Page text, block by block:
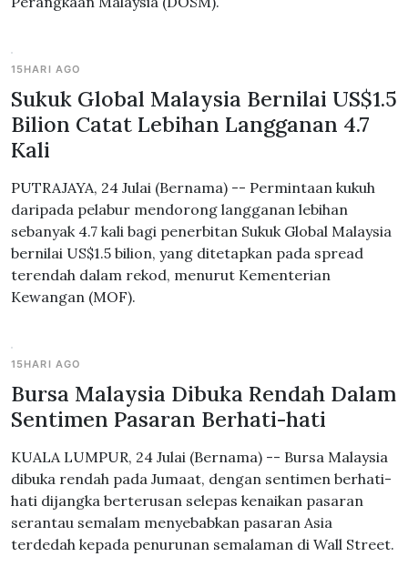
15HARI AGO
Sukuk Global Malaysia Bernilai US$1.5
Bilion Catat Lebihan Langganan 4.7
Kali
PUTRAJAYA, 24 Julai (Bernama) -- Permintaan kukuh
daripada pelabur mendorong langganan lebihan
sebanyak 4.7 kali bagi penerbitan Sukuk Global Malaysia
bernilai US$1.5 bilion, yang ditetapkan pada spread
terendah dalam rekod, menurut Kementerian
Kewangan (MOF).
15HARI AGO
Bursa Malaysia Dibuka Rendah Dalam
Sentimen Pasaran Berhati-hati
KUALA LUMPUR, 24 Julai (Bernama) -- Bursa Malaysia
dibuka rendah pada Jumaat, dengan sentimen berhati-
hati dijangka berterusan selepas kenaikan pasaran
serantau semalam menyebabkan pasaran Asia
terdedah kepada penurunan semalaman di Wall Street.